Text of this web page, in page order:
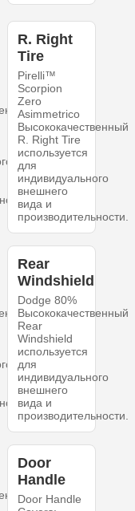
R. Right
Tire
Pirelli™
Scorpion
Zero
Asimmetrico
Высококачественный
R. Right Tire
используется
для
индивидуального
внешнего
вида и
производительности.
Rear
Windshield
Dodge 80%
Высококачественный
Rear
Windshield
используется
для
индивидуального
внешнего
вида и
производительности.
Door
Handle
Door Handle